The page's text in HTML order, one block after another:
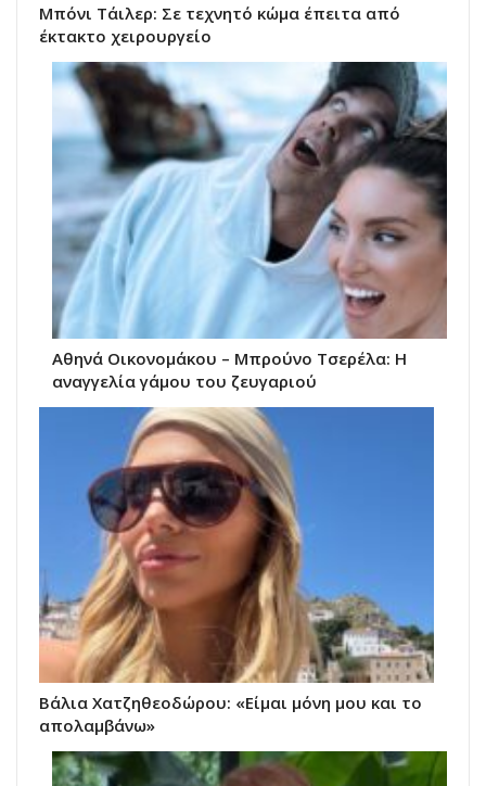
Μπόνι Τάιλερ: Σε τεχνητό κώμα έπειτα από
έκτακτο χειρουργείο
Αθηνά Οικονομάκου – Μπρούνο Τσερέλα: Η
αναγγελία γάμου του ζευγαριού
Βάλια Χατζηθεοδώρου: «Είμαι μόνη μου και το
απολαμβάνω»